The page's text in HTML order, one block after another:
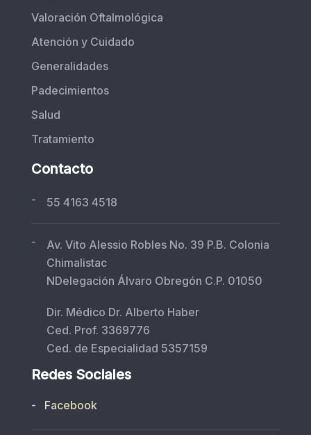
Valoración Oftalmológica
Atención y Cuidado
Generalidades
Padecimientos
Salud
Tratamiento
Contacto
- 55 4163 4518
-
Av. Vito Alessio Robles No. 39 P.B. Colonia
Chimalistac
NDelegación Álvaro Obregón C.P. 01050
Dir. Médico Dr. Alberto Haber
Ced. Prof. 3369776
Ced. de Especialidad 5357159
Redes Sociales
- Facebook